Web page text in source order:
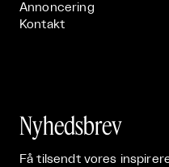
Annoncering
Kontakt
Nyhedsbrev
Få tilsendt vores